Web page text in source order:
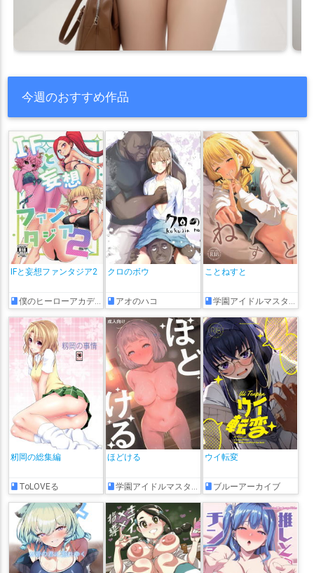
今週のおすすめ作品
IFと妄想ファンタジア2
僕のヒーローアカデミア
クロのボウ
アオのハコ
ことねすと
学園アイドルマスター
籾岡の総集編
ToLOVEる
ほどける
学園アイドルマスター
ウイ転変
ブルーアーカイブ